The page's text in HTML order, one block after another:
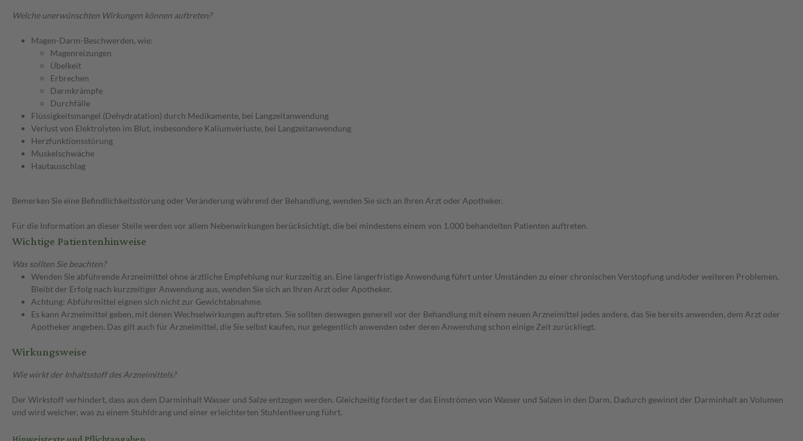
Welche unerwünschten Wirkungen können auftreten?
Magen-Darm-Beschwerden, wie:
Magenreizungen
Übelkeit
Erbrechen
Darmkrämpfe
Durchfälle
Flüssigkeitsmangel (Dehydratation) durch Medikamente, bei Langzeitanwendung
Verlust von Elektrolyten im Blut, insbesondere Kaliumverluste, bei Langzeitanwendung
Herzfunktionsstörung
Muskelschwäche
Hautausschlag
Bemerken Sie eine Befindlichkeitsstörung oder Veränderung während der Behandlung, wenden Sie sich an Ihren Arzt oder Apotheker.
Für die Information an dieser Stelle werden vor allem Nebenwirkungen berücksichtigt, die bei mindestens einem von 1.000 behandelten Patienten auftreten.
Wichtige Patientenhinweise
Was sollten Sie beachten?
Wenden Sie abführende Arzneimittel ohne ärztliche Empfehlung nur kurzzeitig an. Eine längerfristige Anwendung führt unter Umständen zu einer chronischen Verstopfung und/oder weiteren Problemen.
Bleibt der Erfolg nach kurzzeitiger Anwendung aus, wenden Sie sich an Ihren Arzt oder Apotheker.
Achtung: Abführmittel eignen sich nicht zur Gewichtabnahme.
Es kann Arzneimittel geben, mit denen Wechselwirkungen auftreten. Sie sollten deswegen generell vor der Behandlung mit einem neuen Arzneimittel jedes andere, das Sie bereits anwenden, dem Arzt oder
Apotheker angeben. Das gilt auch für Arzneimittel, die Sie selbst kaufen, nur gelegentlich anwenden oder deren Anwendung schon einige Zeit zurückliegt.
Wirkungsweise
Wie wirkt der Inhaltsstoff des Arzneimittels?
Der Wirkstoff verhindert, dass aus dem Darminhalt Wasser und Salze entzogen werden. Gleichzeitig fördert er das Einströmen von Wasser und Salzen in den Darm. Dadurch gewinnt der Darminhalt an Volumen
und wird weicher, was zu einem Stuhldrang und einer erleichterten Stuhlentleerung führt.